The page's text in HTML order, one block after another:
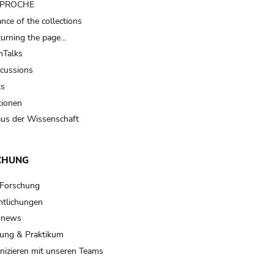
of the collections
the page…
der Wissenschaft
& Praktikum
mit unseren Teams